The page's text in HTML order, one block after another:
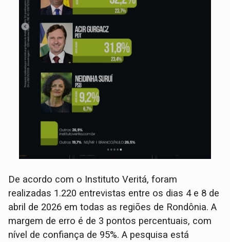
De acordo com o Instituto Veritá, foram
realizadas 1.220 entrevistas entre os dias 4 e 8 de
abril de 2026 em todas as regiões de Rondônia. A
margem de erro é de 3 pontos percentuais, com
nível de confiança de 95%. A pesquisa está